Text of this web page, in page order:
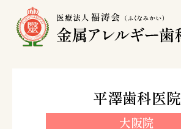
平澤歯科医院
大阪院